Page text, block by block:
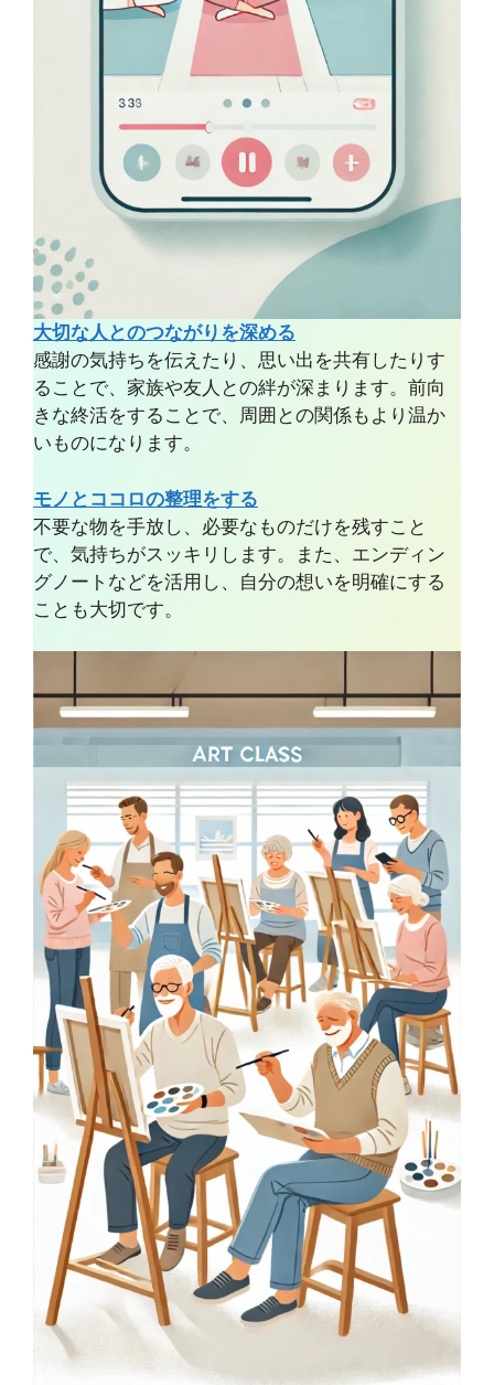
大切な人とのつながりを深める
感謝の気持ちを伝えたり、思い出を共有したりす
ることで、家族や友人との絆が深まります。前向
きな終活をすることで、周囲との関係もより温か
いものになります。
モノとココロの整理をする
不要な物を手放し、必要なものだけを残すこと
で、気持ちがスッキリします。また、エンディン
グノートなどを活用し、自分の想いを明確にする
ことも大切です。